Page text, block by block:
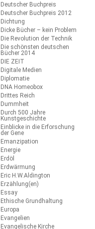
Deutscher Buchpreis
Deutscher Buchpreis 2012
Dichtung
Dicke Bücher – kein Problem
Die Revolution der Technik
Die schönsten deutschen
Bücher 2014
DIE ZEIT
Digitale Medien
Diplomatie
DNA Homeobox
Drittes Reich
Dummheit
Durch 500 Jahre
Kunstgeschichte
Einblicke in die Erforschung
der Gene
Emanzipation
Energie
Erdöl
Erdwärmung
Eric H.W.Aldington
Erzählung(en)
Essay
Ethische Grundhaltung
Europa
Evangelien
Evangelische Kirche